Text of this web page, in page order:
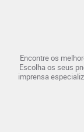
Encontre os
Escolha os seus
imprensa